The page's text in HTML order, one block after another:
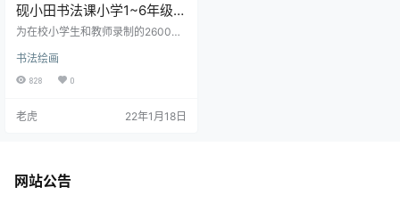
砚小田书法课小学1~6年级同
步生字
为在校小学生和教师录制的2600集
一集，按照教育部语用所和汉字书
写专业委员会的专业角度解读和示
快捷。 为教师、家长和孩子提供了
直播课程，在互动和交流中，更加
贴近书写者的易错点进行有效的纠
书法绘画
828 0
老虎 22年1月18日
网站公告